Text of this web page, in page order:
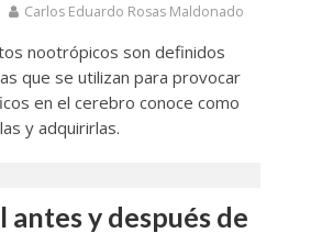
Carlos Eduardo Rosas Maldonado
nootrópicos son definidos
que se utilizan para provocar
en el cerebro conoce como
y adquirirlas.
antes y después de